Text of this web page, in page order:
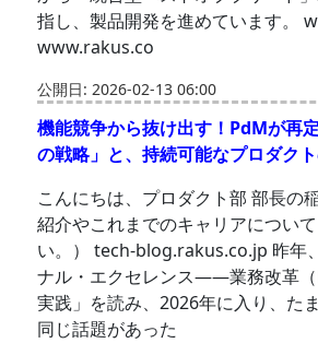
指し、製品開発を進めています。
www.rakus.co
公開日: 2026-02-13 06:00
機能競争から抜け出す！PdMが再
の戦略」と、持続可能なプロダク
こんにちは、プロダクト部 部長の
紹介やこれまでのキャリアについ
い。） tech-blog.rakus.co.jp 昨年
ナル・エクセレンス――業務改革（
実践」を読み、2026年に入り、た
同じ話題があった